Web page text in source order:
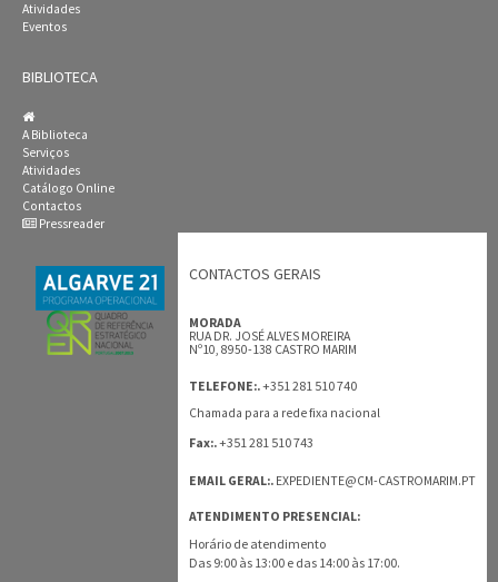
Atividades
Eventos
BIBLIOTECA
A Biblioteca
Serviços
Atividades
Catálogo Online
Contactos
Pressreader
CONTACTOS GERAIS
MORADA
RUA DR. JOSÉ ALVES MOREIRA
Nº10, 8950-138 CASTRO MARIM
TELEFONE:.+351 281 510 740
Chamada para a rede fixa nacional
Fax:.+351 281 510 743
EMAIL GERAL:. EXPEDIENTE@CM-CASTROMARIM.PT
ATENDIMENTO PRESENCIAL:
Horário de atendimento
Das 9:00 às 13:00 e das 14:00 às 17:00.